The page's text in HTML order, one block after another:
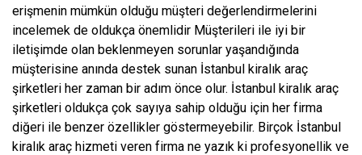
erişmenin mümkün olduğu müşteri değerlendirmelerini
incelemek de oldukça önemlidir Müşterileri ile iyi bir
iletişimde olan beklenmeyen sorunlar yaşandığında
müşterisine anında destek sunan İstanbul kiralık araç
şirketleri her zaman bir adım önce olur. İstanbul kiralık araç
şirketleri oldukça çok sayıya sahip olduğu için her firma
diğeri ile benzer özellikler göstermeyebilir. Birçok İstanbul
kiralık araç hizmeti veren firma ne yazık ki profesyonellik ve